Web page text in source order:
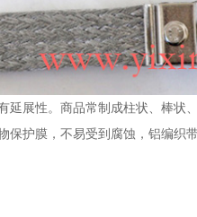
延展性。商品常制成柱状、棒状
保护膜，不易受到腐蚀，铝编织